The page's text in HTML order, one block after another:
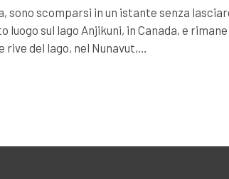
sono scomparsi in un istante senza
sul lago Anjikuni, in Canada, e
del lago, nel Nunavut,…